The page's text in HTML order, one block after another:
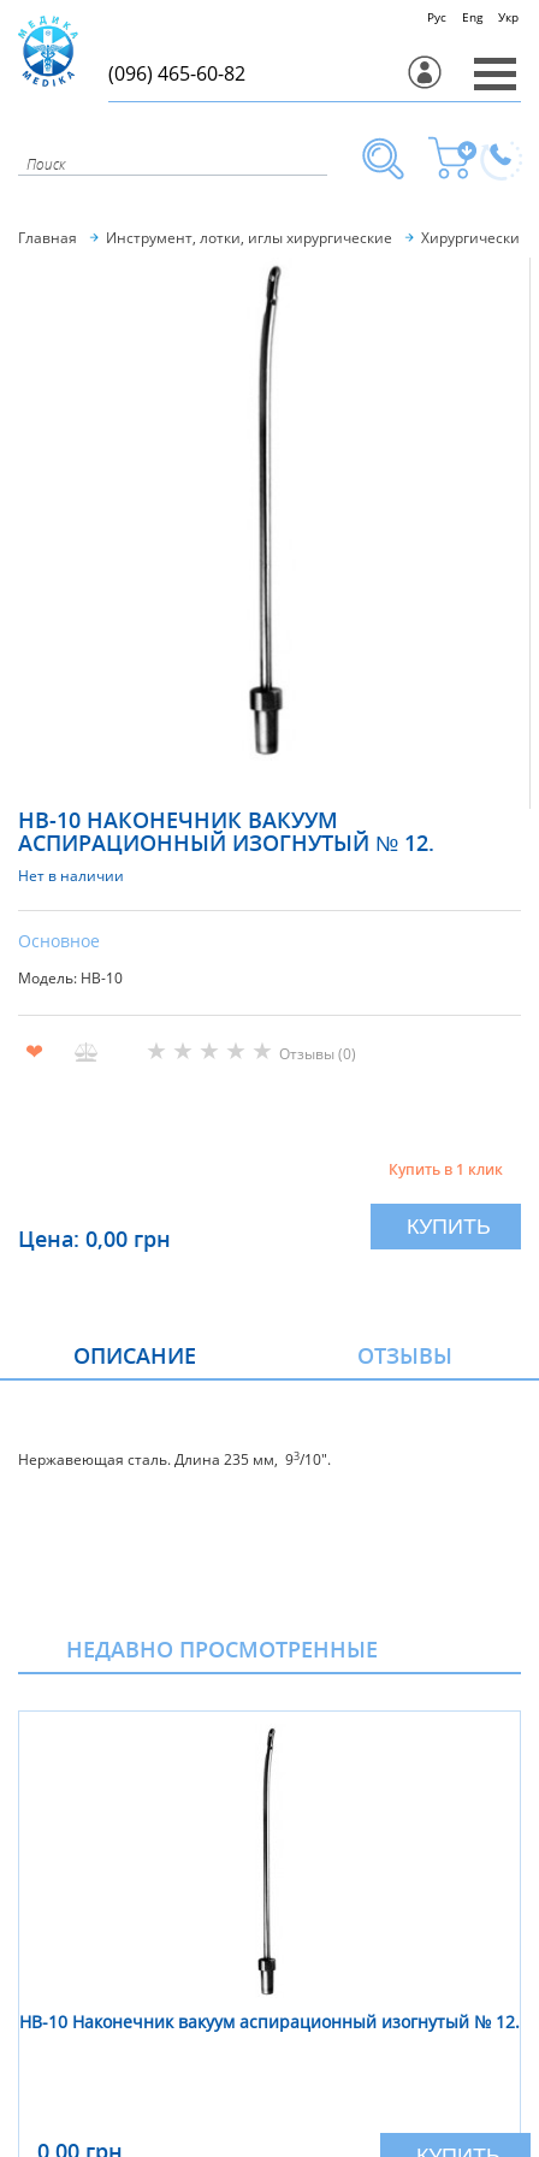
Рус Eng Укр
(096) 465-60-82
Главная Инструмент, лотки, иглы хирургические
НВ-10 НАКОНЕЧНИК ВАКУУМ
АСПИРАЦИОННЫЙ ИЗОГНУТЫЙ № 12.
Нет в наличии
Основное
Модель: НВ-10
❤ ★ ★ ★ ★ ★ Отзывы (0)
Цена: 0,00 грн
Купить в 1 клик
КУПИТЬ
ОПИСАНИЕ ОТЗЫВЫ
Нержавеющая сталь. Длина 235 мм, 93/10".
НЕДАВНО ПРОСМОТРЕННЫЕ
НВ-10 Наконечник вакуум аспирационный изогнутый № 12.
0,00 грн